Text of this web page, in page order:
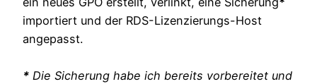
importiert und der RDS-Lizenzierungs-Host
angepasst.
* Die Sicherung habe ich bereits vorbereitet und